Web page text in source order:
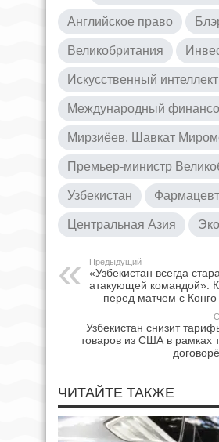
Английское право
Великобритания
Искусственный интеллект
Международный
Мирзиёев, Шавкат
Премьер-министр
Узбекистан
Центральная Азия
Предыдущий
«Узбекистан всегда
атакующей командой».
— перед матчем с Конго
Узбекистан снизит
товаров из США в рамках
ЧИТАЙТЕ ТАКЖЕ